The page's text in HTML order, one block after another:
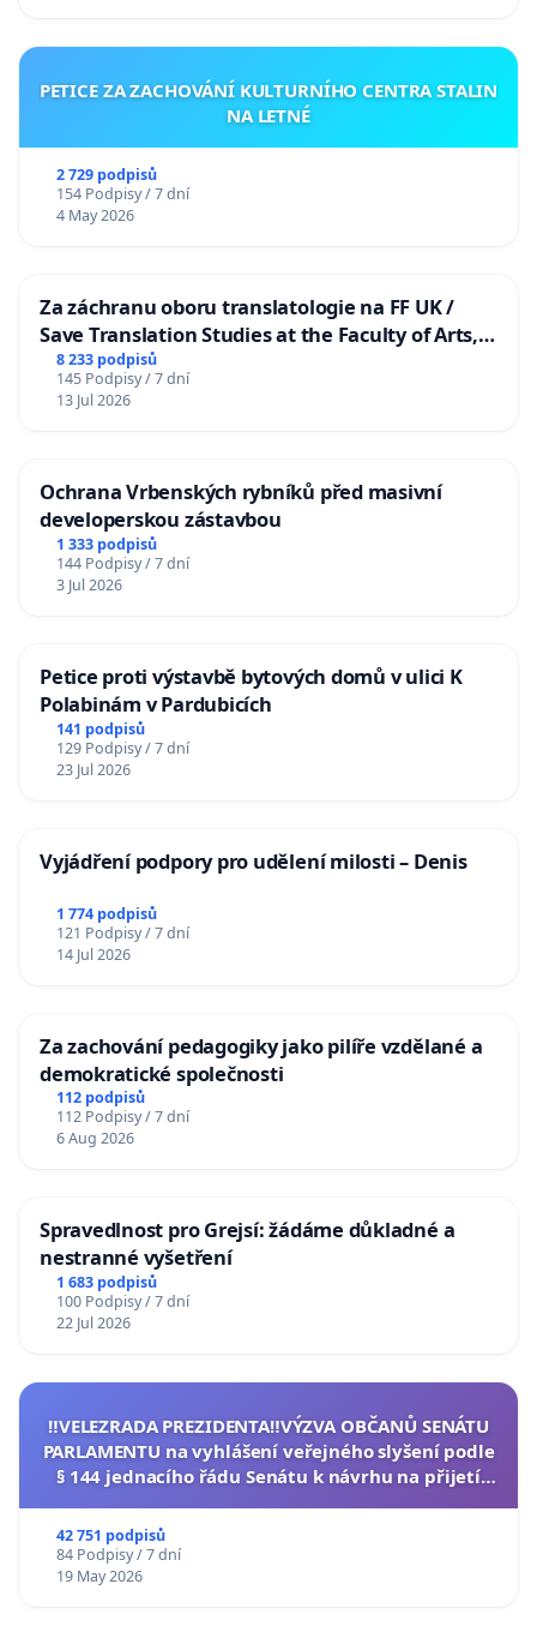
PETICE ZA ZACHOVÁNÍ KULTURNÍHO CENTRA STALIN
NA LETNÉ
2 729 podpisů
154 Podpisy / 7 dní
4 May 2026
Za záchranu oboru translatologie na FF UK /
Save Translation Studies at the Faculty of Arts,
Charles University
8 233 podpisů
145 Podpisy / 7 dní
13 Jul 2026
Ochrana Vrbenských rybníků před masivní
developerskou zástavbou
1 333 podpisů
144 Podpisy / 7 dní
3 Jul 2026
Petice proti výstavbě bytových domů v ulici K
Polabinám v Pardubicích
141 podpisů
129 Podpisy / 7 dní
23 Jul 2026
Vyjádření podpory pro udělení milosti – Denis
1 774 podpisů
121 Podpisy / 7 dní
14 Jul 2026
Za zachování pedagogiky jako pilíře vzdělané a
demokratické společnosti
112 podpisů
112 Podpisy / 7 dní
6 Aug 2026
Spravedlnost pro Grejsí: žádáme důkladné a
nestranné vyšetření
1 683 podpisů
100 Podpisy / 7 dní
22 Jul 2026
‼️VELEZRADA PREZIDENTA‼️VÝZVA OBČANŮ SENÁTU
PARLAMENTU na vyhlášení veřejného slyšení podle
§ 144 jednacího řádu Senátu k návrhu na přijetí
42 751 podpisů
84 Podpisy / 7 dní
19 May 2026